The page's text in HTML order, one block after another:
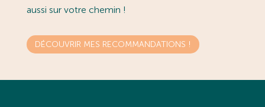
aussi sur votre chemin !
DÉCOUVRIR MES RECOMMANDATIONS !